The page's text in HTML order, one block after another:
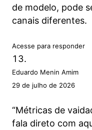
de modelo, pode
canais diferentes.
Acesse para responder
Eduardo Menin Amim
29 de julho de 2026
“Métricas de
fala direto com